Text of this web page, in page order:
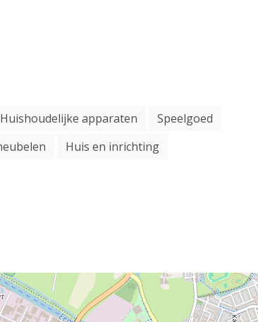
Huishoudelijke apparaten
Speelgoed
Huis en inrichting